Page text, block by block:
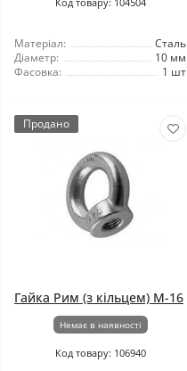
Матеріал:
Сталь
Діаметр:
10 мм
Фасовка:
1 шт
Продано
Гайка Рим (з кільцем) М-16
Немає в наявності
Код товару: 106940